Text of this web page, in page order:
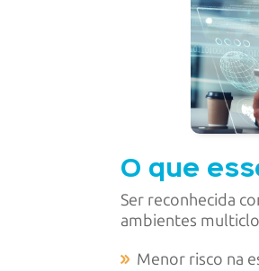
O que
Ser reconhecida
ambientes
Menor risco na